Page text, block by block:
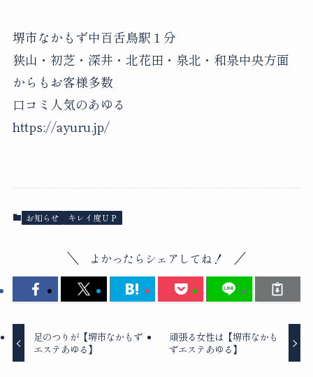
堺市なかもず中百舌鳥駅１分
狭山・初芝・深井・北花田・泉北・和泉中央方面
からもお客様多数
口コミ人気のあゆる
https://ayuru.jp/
お知らせ キレイ度ＵＰ
よかったらシェアしてね！
足のつりが【堺市なかもず
エステあゆる】
頑張る女性は【堺市なかも
ずエステあゆる】